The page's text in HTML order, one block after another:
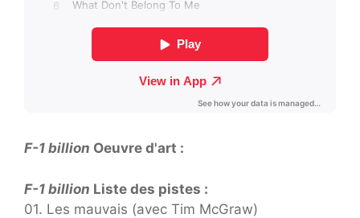
F-1 billion Oeuvre d'art :
F-1 billion Liste des pistes :
01. Les mauvais (avec Tim McGraw)